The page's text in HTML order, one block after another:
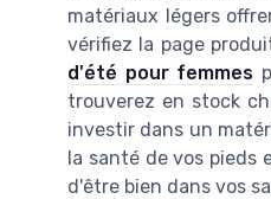
matériaux légers
vérifiez la page
d'été pour femmes
trouverez en stock
investir dans un
la santé de vos pieds
d'être bien dans vos